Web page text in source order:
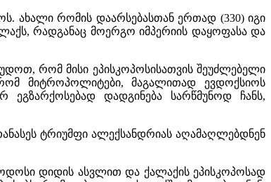
ახალი რომის დაარსებასთან ერთად (330) იგი
რადგანაც მოერგო იმპერიის დაყოფასა და
რომ მისი ეპისკოპოსისათვის შეუძლებელი
მიტროპოლიტები, მაგალითად ევდოქსიოს
დადგინება სარწმუნოდ ჩანს,
ტრიუმფი ალექსანდრიას აღამაღლებდნენ
დიდის ასვლით და ქალაქის ეპისკოპოსად